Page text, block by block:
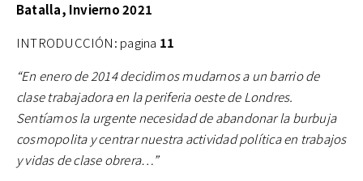
Batalla, Invierno 2021
INTRODUCCIÓN: pagina 11
“En enero de 2014 decidimos mudarnos a un barrio de
clase trabajadora en la periferia oeste de Londres.
Sentíamos la urgente necesidad de abandonar la burbuja
cosmopolita y centrar nuestra actividad política en trabajos
y vidas de clase obrera…”